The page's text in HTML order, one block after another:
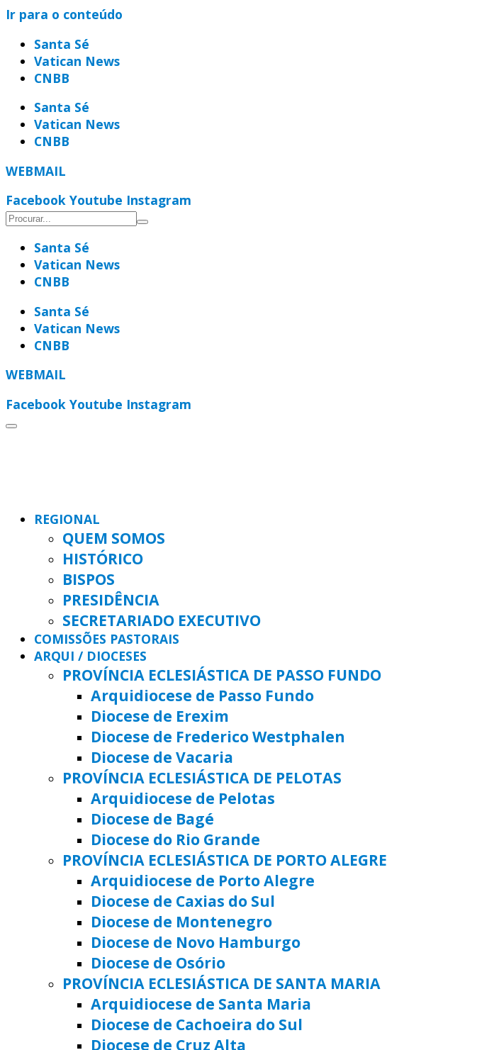
Ir para o conteúdo
Santa Sé
Vatican News
CNBB
Santa Sé
Vatican News
CNBB
WEBMAIL
Facebook Youtube Instagram
Santa Sé
Vatican News
CNBB
Santa Sé
Vatican News
CNBB
WEBMAIL
Facebook Youtube Instagram
REGIONAL
QUEM SOMOS
HISTÓRICO
BISPOS
PRESIDÊNCIA
SECRETARIADO EXECUTIVO
COMISSÕES PASTORAIS
ARQUI / DIOCESES
PROVÍNCIA ECLESIÁSTICA DE PASSO FUNDO
Arquidiocese de Passo Fundo
Diocese de Erexim
Diocese de Frederico Westphalen
Diocese de Vacaria
PROVÍNCIA ECLESIÁSTICA DE PELOTAS
Arquidiocese de Pelotas
Diocese de Bagé
Diocese do Rio Grande
PROVÍNCIA ECLESIÁSTICA DE PORTO ALEGRE
Arquidiocese de Porto Alegre
Diocese de Caxias do Sul
Diocese de Montenegro
Diocese de Novo Hamburgo
Diocese de Osório
PROVÍNCIA ECLESIÁSTICA DE SANTA MARIA
Arquidiocese de Santa Maria
Diocese de Cachoeira do Sul
Diocese de Cruz Alta